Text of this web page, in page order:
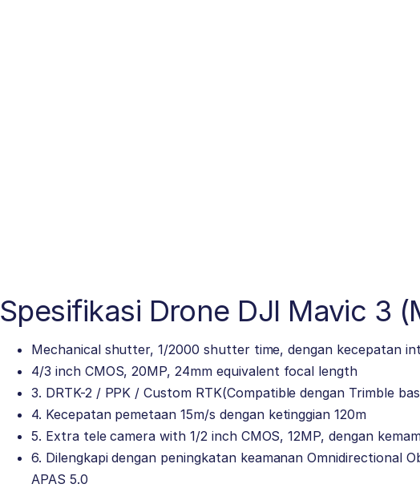
Spesifikasi Drone DJI Mavic 3
Mechanical shutter, 1/2000 shutter time, dengan kecepatan
4/3 inch CMOS, 20MP, 24mm equivalent focal length
3. DRTK-2 / PPK / Custom RTK(Compatible dengan Trimble
4. Kecepatan pemetaan 15m/s dengan ketinggian 120m
5. Extra tele camera with 1/2 inch CMOS, 12MP, dengan
6. Dilengkapi dengan peningkatan keamanan Omnidirectional
APAS 5.0